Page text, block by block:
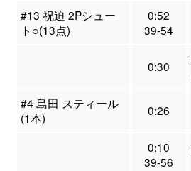
#13 祝迫 2Pシュー
ト○(13点)
0:52
39-54
0:30
#4 島田 スティール
(1本)
0:26
0:10
39-56